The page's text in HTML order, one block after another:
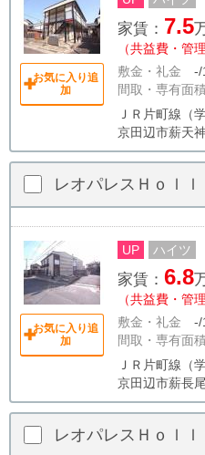
お気に入り追
加
家賃： 7.5
（共益費・管
敷金・礼金 -/
間取・専有面
ＪＲ片町線（
京田辺市薪天
レオパレスＨｏｌｌ
お気に入り追
加
UP ハイツ
家賃： 6.8
（共益費・管
敷金・礼金 -/
間取・専有面
ＪＲ片町線（
京田辺市薪長
レオパレスＨｏｌｌ